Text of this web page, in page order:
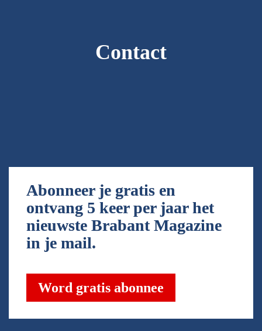
Contact
Abonneer je gratis en
ontvang 5 keer per jaar het
nieuwste Brabant Magazine
in je mail.
Word gratis abonnee